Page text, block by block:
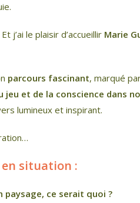
j’ai le plaisir d’accueillir Marie
parcours fascinant, marqué
jeu et de la conscience dans
lumineux et inspirant.
situation :
ce serait quoi ?